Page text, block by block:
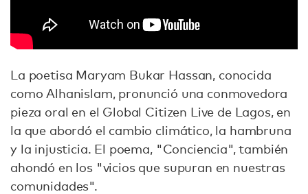
La poetisa Maryam Bukar Hassan, conocida
como Alhanislam, pronunció una conmovedora
pieza oral en el Global Citizen Live de Lagos, en
la que abordó el cambio climático, la hambruna
y la injusticia. El poema, "Conciencia", también
ahondó en los "vicios que supuran en nuestras
comunidades".